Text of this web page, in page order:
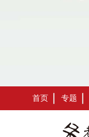
首页 专题